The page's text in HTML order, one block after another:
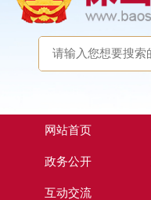
网站首页
政务公开
互动交流